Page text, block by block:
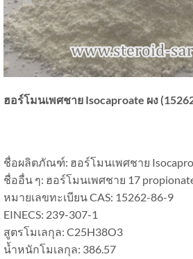
ฮอร์โมนเพศชาย Isocaproate ผง
ชื่อผลิตภัณฑ์: ฮอร์โมนเพศชาย
ชื่ออื่น ๆ: ฮอร์โมนเพศชาย 17
หมายเลขทะเบียน CAS: 15262-86-9
EINECS: 239-307-1
สูตรโมเลกุล: C25H38O3
น้ำหนักโมเลกุล: 386.57